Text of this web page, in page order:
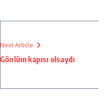
Next Article
Gönlüm kapısı olsaydı